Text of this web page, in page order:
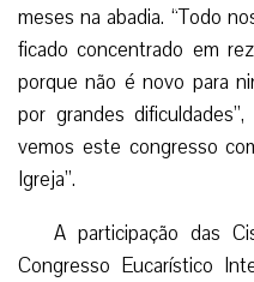
meses na abadia. “Todo
ficado concentrado em
porque não é novo para
por grandes
vemos este congresso
Igreja”.
A participação das
Congresso Eucarístico